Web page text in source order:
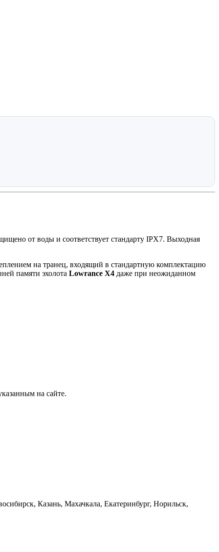
от воды и соответствует стандарту IPX7. Выходная
на транец, входящий в стандартную комплектацию
памяти эхолота Lowrance X4 даже при неожиданном
на сайте.
Казань, Махачкала, Екатеринбург, Норильск,